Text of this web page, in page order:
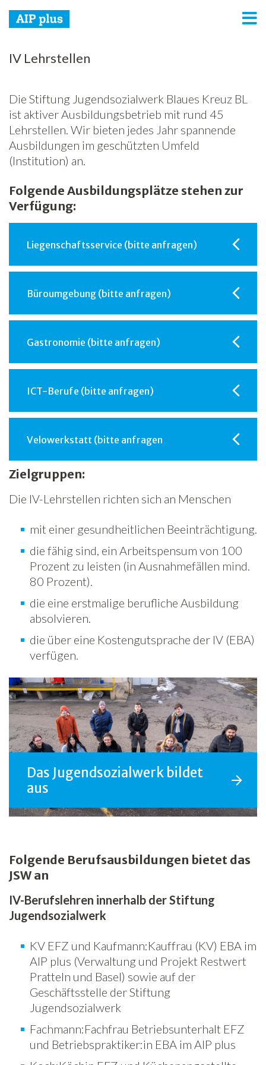
AIP plus
Arbeitsintegration
Netzwerk
Spenden
Jobs
Freiwilligenarbeit
News
Newsletter
IV Lehrstellen
Die Stiftung Jugendsozialwerk Blaues Kreuz BL
ist aktiver Ausbildungsbetrieb mit rund 45
Lehrstellen. Wir bieten jedes Jahr spannende
Ausbildungen im geschützten Umfeld
(Institution) an.
Folgende Ausbildungsplätze stehen zur
Verfügung:
Liegenschaftsservice (bitte anfragen)
Büroumgebung (bitte anfragen)
Gastronomie (bitte anfragen)
ICT-Berufe (bitte anfragen)
Velowerkstatt (bitte anfragen
Zielgruppen:
Die IV-Lehrstellen richten sich an Menschen
mit einer gesundheitlichen Beeinträchtigung.
die fähig sind, ein Arbeitspensum von 100
Prozent zu leisten (in Ausnahmefällen mind.
80 Prozent).
die eine erstmalige berufliche Ausbildung
absolvieren.
die über eine Kostengutsprache der IV (EBA)
verfügen.
Das Jugendsozialwerk bildet
aus
Folgende Berufsausbildungen bietet das
JSW an
IV-Berufslehren innerhalb der Stiftung
Jugendsozialwerk
KV EFZ und Kaufmann:Kauffrau (KV) EBA im
AIP plus (Verwaltung und Projekt Restwert
Pratteln und Basel) sowie auf der
Geschäftsstelle der Stiftung
Jugendsozialwerk
Fachmann:Fachfrau Betriebsunterhalt EFZ
und Betriebspraktiker:in EBA im AIP plus